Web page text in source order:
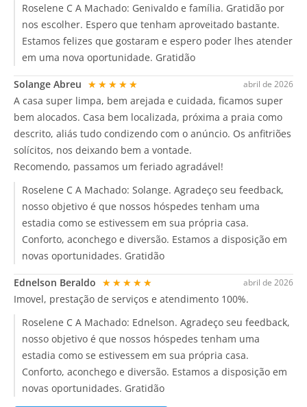
Roselene C A Machado: Genivaldo e família. Gratidão por
nos escolher. Espero que tenham aproveitado bastante.
Estamos felizes que gostaram e espero poder lhes atender
em uma nova oportunidade. Gratidão
abril de 2026
Solange Abreu ★★★★★
A casa super limpa, bem arejada e cuidada, ficamos super
bem alocados. Casa bem localizada, próxima a praia como
descrito, aliás tudo condizendo com o anúncio. Os anfitriões
solícitos, nos deixando bem a vontade.
Recomendo, passamos um feriado agradável!
Roselene C A Machado: Solange. Agradeço seu feedback,
nosso objetivo é que nossos hóspedes tenham uma
estadia como se estivessem em sua própria casa.
Conforto, aconchego e diversão. Estamos a disposição em
novas oportunidades. Gratidão
abril de 2026
Ednelson Beraldo ★★★★★
Imovel, prestação de serviços e atendimento 100%.
Roselene C A Machado: Ednelson. Agradeço seu feedback,
nosso objetivo é que nossos hóspedes tenham uma
estadia como se estivessem em sua própria casa.
Conforto, aconchego e diversão. Estamos a disposição em
novas oportunidades. Gratidão